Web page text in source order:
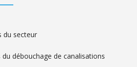
du secteur
du débouchage de canalisations